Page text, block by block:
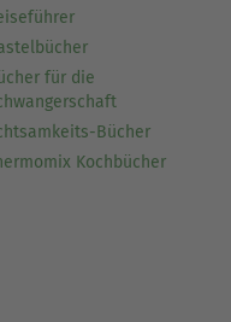
für die
Bücher
Kochbücher